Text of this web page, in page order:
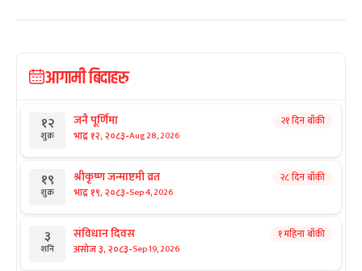
आगामी बिदाहरु
१२
शुक्र
जनै पूर्णिमा
भाद्र १२, २०८३-Aug 28, 2026
२१ दिन बाँकी
१९
शुक्र
श्रीकृष्ण जन्माष्टमी व्रत
भाद्र १९, २०८३-Sep 4, 2026
२८ दिन बाँकी
३
शनि
संविधान दिवस
असोज ३, २०८३-Sep 19, 2026
१ महिना बाँकी